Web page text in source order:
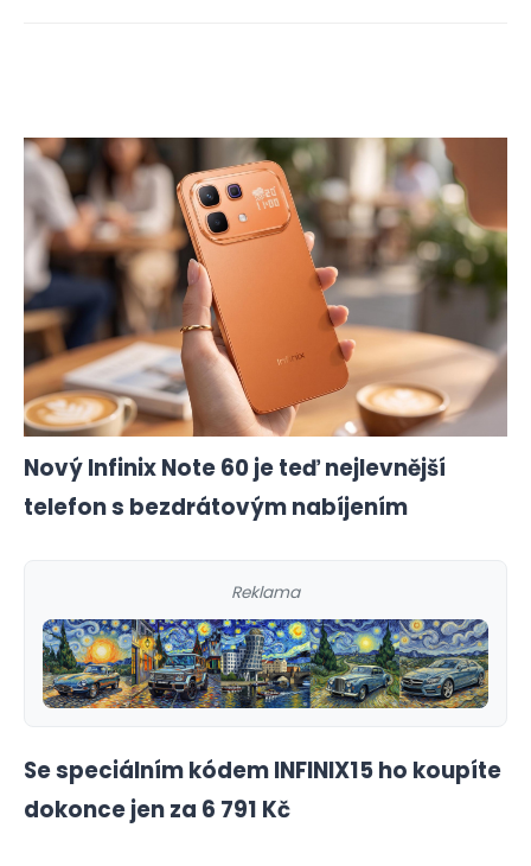
Nový Infinix Note 60 je teď nejlevnější
telefon s bezdrátovým nabíjením
Reklama
Se speciálním kódem INFINIX15 ho koupíte
dokonce jen za 6 791 Kč